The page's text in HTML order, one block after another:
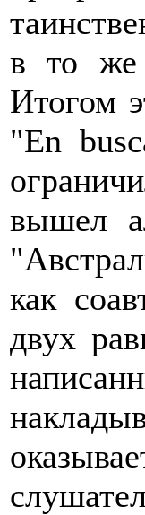
в то же
Итогом
"En
вышел
как
двух